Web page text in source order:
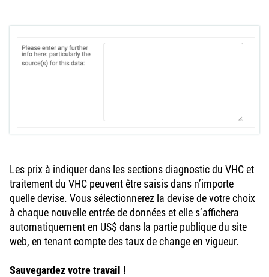
Les prix à indiquer dans les sections diagnostic du VHC et
traitement du VHC peuvent être saisis dans n’importe
quelle devise. Vous sélectionnerez la devise de votre choix
à chaque nouvelle entrée de données et elle s’affichera
automatiquement en US$ dans la partie publique du site
web, en tenant compte des taux de change en vigueur.
Sauvegardez votre travail !